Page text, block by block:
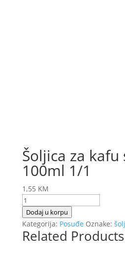
Šoljica za kafu
100ml 1/1
1,55 KM
Šoljica
za
kafu
staklena
Dodaj u korpu
Kategorija: Posuđe Oznake:
Related Products